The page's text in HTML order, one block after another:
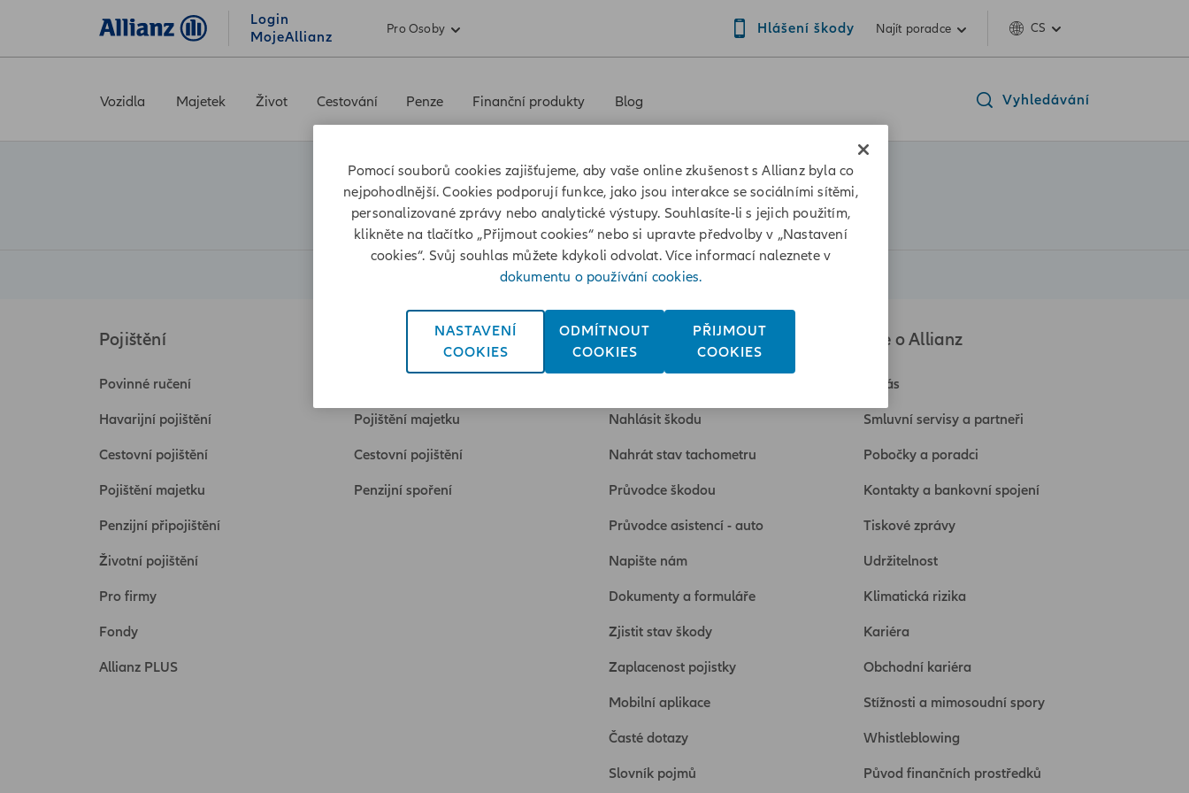
Login
MojeAllianz
Pro Osoby Hlášení škody Najít poradce CS
Vozidla Majetek Život Cestování Penze Finanční produkty Blog Vyhledávání
Sledujte nás také na:
Pojištění
Povinné ručení
Havarijní pojištění
Cestovní pojištění
Pojištění majetku
Penzijní připojištění
Životní pojištění
Pro firmy
Fondy
Allianz PLUS
Sjednat online
Pojištění majetku
Cestovní pojištění
Penzijní spoření
Pro klienty
Nahlásit škodu
Nahrát stav tachometru
Průvodce škodou
Průvodce asistencí - auto
Napište nám
Dokumenty a formuláře
Zjistit stav škody
Zaplacenost pojistky
Mobilní aplikace
Časté dotazy
Slovník pojmů
Vše o Allianz
O nás
Smluvní servisy a partneři
Pobočky a poradci
Kontakty a bankovní spojení
Tiskové zprávy
Udržitelnost
Klimatická rizika
Kariéra
Obchodní kariéra
Stížnosti a mimosoudní spory
Whistleblowing
Původ finančních prostředků
Pomocí souborů cookies zajišťujeme, aby vaše online zkušenost s Allianz byla co
nejpohodlnější. Cookies podporují funkce, jako jsou interakce se sociálními sítěmi,
personalizované zprávy nebo analytické výstupy. Souhlasíte-li s jejich použitím,
klikněte na tlačítko „Přijmout cookies“ nebo si upravte předvolby v „Nastavení
cookies“. Svůj souhlas můžete kdykoli odvolat. Více informací naleznete v
dokumentu o používání cookies.
NASTAVENÍ
COOKIES
ODMÍTNOUT
COOKIES
PŘIJMOUT
COOKIES